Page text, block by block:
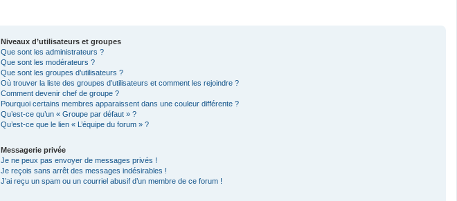
Niveaux d’utilisateurs et groupes
Que sont les administrateurs ?
Que sont les modérateurs ?
Que sont les groupes d’utilisateurs ?
Où trouver la liste des groupes d’utilisateurs et comment les rejoindre ?
Comment devenir chef de groupe ?
Pourquoi certains membres apparaissent dans une couleur différente ?
Qu’est-ce qu’un « Groupe par défaut » ?
Qu’est-ce que le lien « L’équipe du forum » ?
Messagerie privée
Je ne peux pas envoyer de messages privés !
Je reçois sans arrêt des messages indésirables !
J’ai reçu un spam ou un courriel abusif d’un membre de ce forum !